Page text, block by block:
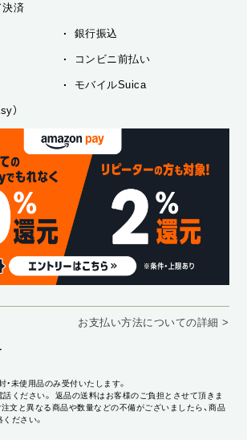
済
銀行振込
コンビニ前払い
モバイルSuica
）
お支払い方法についての詳細 >
未使用品のみ受付いたします。
ください。 返品の送料はお客様のご負担とさせて頂きま
注文と異なる商品や数量などの不備がございましたら、商品
ださい。